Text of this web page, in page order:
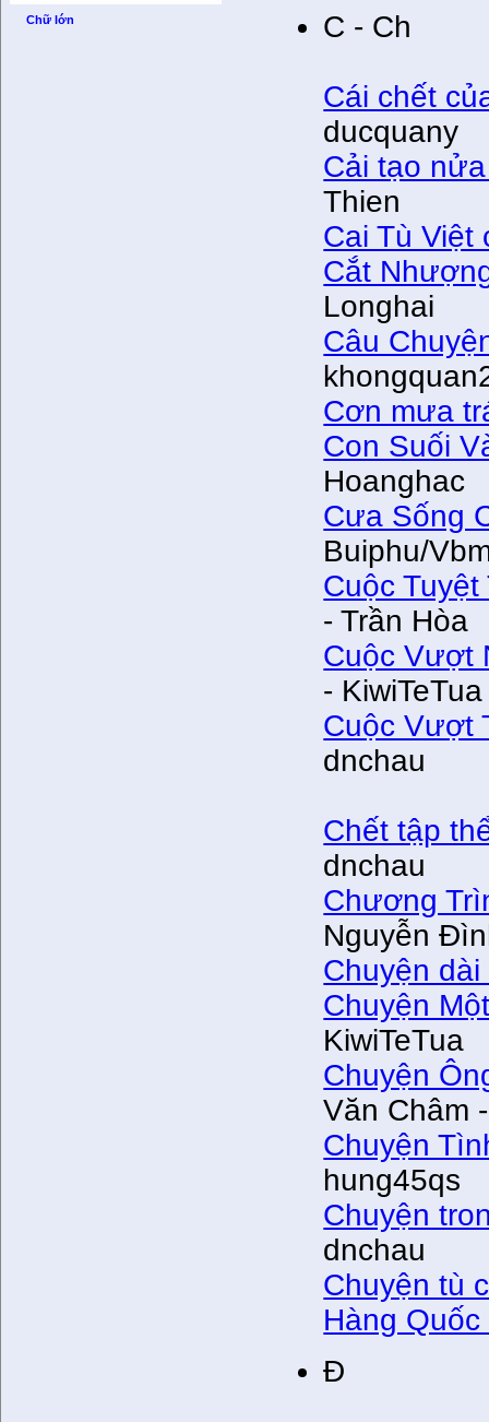
Chữ lớn
C - Ch
Cái chết
ducquany
Cải tạo
Thien
Cai Tù Việt
Cắt
Longhai
Câu
Cơn mưa
Con Suối
Hoanghac
Cưa Sống
Buiphu/
Cuộc
- Trần Hòa
Cuộc Vượt
- KiwiTeTua
Cuộc Vượt
dnchau
Chết tập
dnchau
Chương
Nguyễn
Chuyện
Chuyện
KiwiTeTua
Chuyện
Văn Châm
Chuyện
hung45qs
Chuyện
dnchau
Chuyện tù
Hàng
Đ